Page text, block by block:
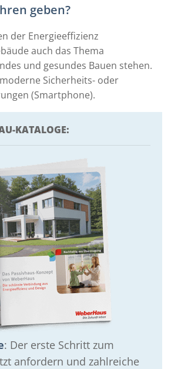
geben?
der Energieeffizienz
auch das Thema
und gesundes Bauen stehen.
Sicherheits- oder
(Smartphone).
KATALOGE:
: Der erste Schritt zum
anfordern und zahlreiche